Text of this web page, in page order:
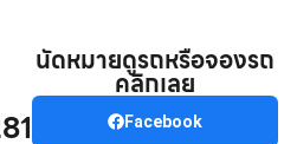
นัดหมายดูรถหรือจองรถ
คลิกเลย
Facebook